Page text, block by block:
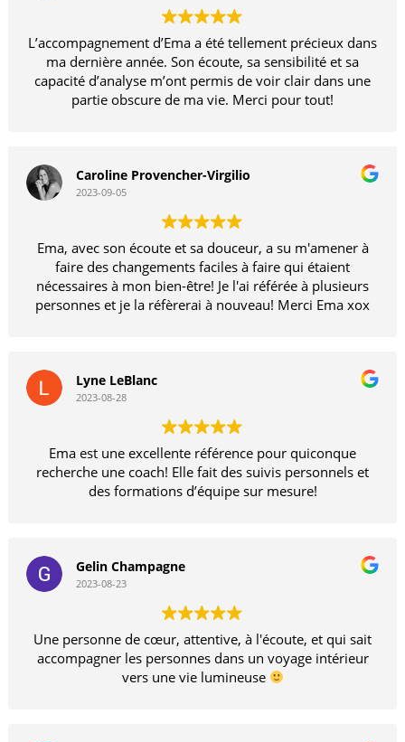
L’accompagnement d’Ema a été tellement précieux dans
ma dernière année. Son écoute, sa sensibilité et sa
capacité d’analyse m’ont permis de voir clair dans une
partie obscure de ma vie. Merci pour tout!
Caroline Provencher-Virgilio
2023-09-05
Ema, avec son écoute et sa douceur, a su m'amener à
faire des changements faciles à faire qui étaient
nécessaires à mon bien-être! Je l'ai référée à plusieurs
personnes et je la réfèrerai à nouveau! Merci Ema xox
Lyne LeBlanc
2023-08-28
Ema est une excellente référence pour quiconque
recherche une coach! Elle fait des suivis personnels et
des formations d’équipe sur mesure!
Gelin Champagne
2023-08-23
Une personne de cœur, attentive, à l'écoute, et qui sait
accompagner les personnes dans un voyage intérieur
vers une vie lumineuse